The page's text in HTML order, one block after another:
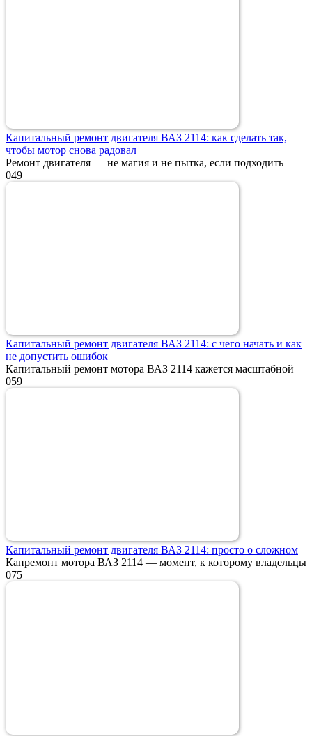
Капитальный ремонт двигателя ВАЗ 2114: как сделать так,
чтобы мотор снова радовал
Ремонт двигателя — не магия и не пытка, если подходить
049
Капитальный ремонт двигателя ВАЗ 2114: с чего начать и как
не допустить ошибок
Капитальный ремонт мотора ВАЗ 2114 кажется масштабной
059
Капитальный ремонт двигателя ВАЗ 2114: просто о сложном
Капремонт мотора ВАЗ 2114 — момент, к которому владельцы
075